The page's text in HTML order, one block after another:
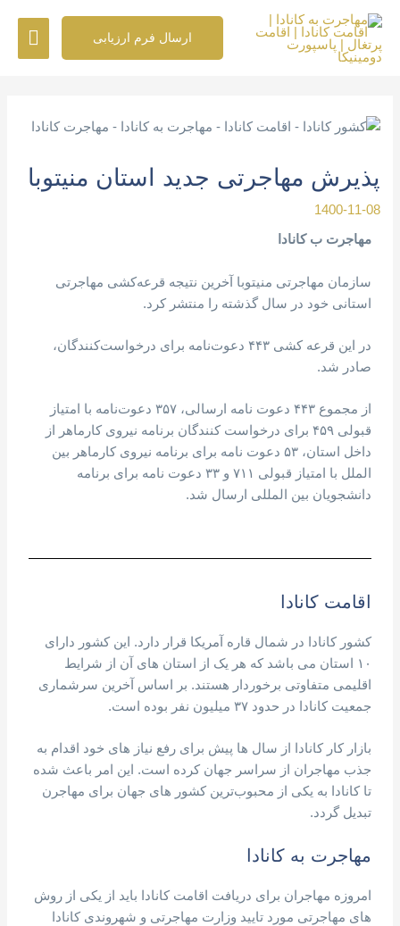
محتوا
ارسال فرم ارزیابی
پذیرش مهاجرتی جدید استان منیتوبا
1400-11-08
مهاجرت ب کانادا
سازمان مهاجرتی منیتوبا آخرین نتیجه قرعه‌کشی مهاجرتی
استانی خود در سال گذشته را منتشر کرد.
در این قرعه کشی ۴۴۳ دعوت‌نامه برای درخواست‌کنندگان،
صادر شد.
از مجموع ۴۴۳ دعوت نامه ارسالی، ۳۵۷ دعوت‌نامه با امتیاز
قبولی ۴۵۹ برای درخواست کنندگان برنامه نیروی کارماهر از
داخل استان، ۵۳ دعوت نامه برای برنامه نیروی کارماهر بین
الملل با امتیاز قبولی ۷۱۱ و ۳۳ دعوت نامه برای برنامه
دانشجویان بین المللی ارسال شد.
اقامت کانادا
کشور کانادا در شمال قاره آمریکا قرار دارد. این کشور دارای
۱۰ استان می باشد که هر یک از استان های آن از شرایط
اقلیمی متفاوتی برخوردار هستند. بر اساس آخرین سرشماری
جمعیت کانادا در حدود ۳۷ میلیون نفر بوده است.
بازار کار کانادا از سال ها پیش برای رفع نیاز های خود اقدام به
جذب مهاجران از سراسر جهان کرده است. این امر باعث شده
تا کانادا به یکی از محبوب‌ترین کشور های جهان برای مهاجرن
تبدیل گردد.
مهاجرت به کانادا
امروزه مهاجران برای دریافت اقامت کانادا باید از یکی از روش
های مهاجرتی مورد تایید وزارت مهاجرتی و شهروندی کانادا